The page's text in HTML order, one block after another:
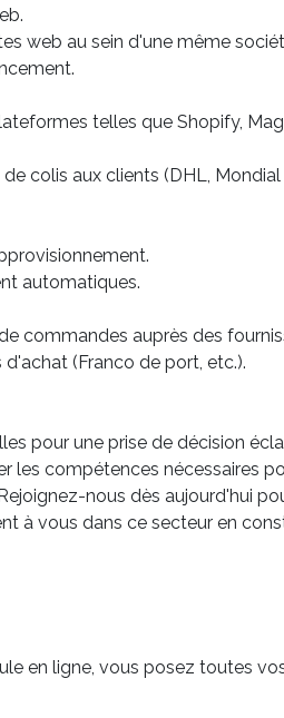
web au sein d'une même
telles que Shopify,
colis aux clients (DHL, Mondial
automatiques.
commandes auprès des
(Franco de port, etc.).
pour une prise de décision
les compétences nécessaires
nous dès aujourd'hui
à vous dans ce secteur en
en ligne, vous posez toutes